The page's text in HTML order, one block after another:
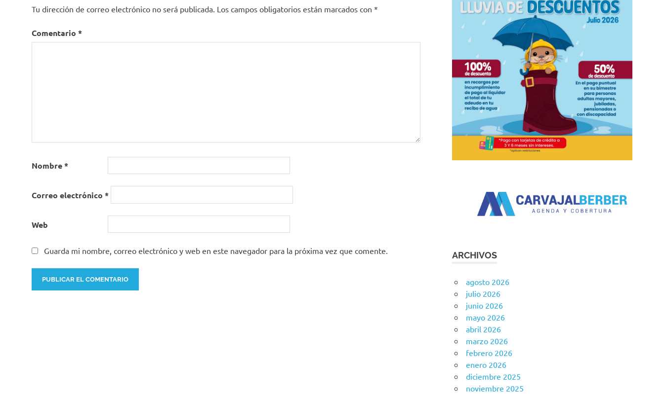
Tu dirección de correo electrónico no será publicada. Los campos obligatorios están marcados con *
Comentario *
Nombre*
Correo electrónico *
Web
Guarda mi nombre, correo electrónico y web en este navegador para la próxima vez que comente. ARCHIVOS
agosto 2026
julio 2026
junio 2026
mayo 2026
abril 2026
marzo 2026
febrero 2026
enero 2026
diciembre 2025
noviembre 2025